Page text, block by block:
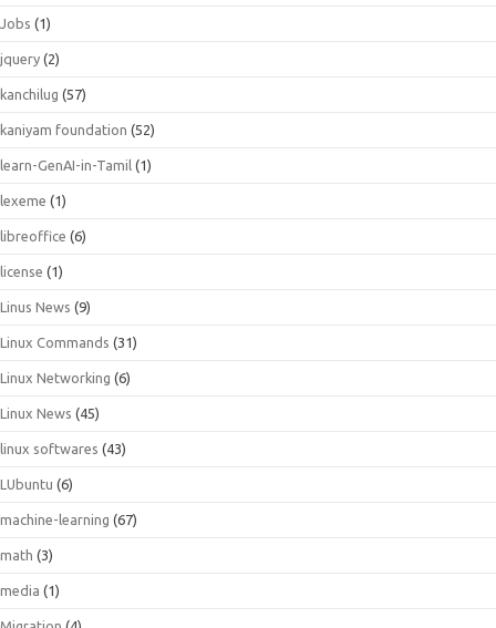
Jobs (1)
jquery (2)
kanchilug (57)
kaniyam foundation (52)
learn-GenAI-in-Tamil (1)
lexeme (1)
libreoffice (6)
license (1)
Linus News (9)
Linux Commands (31)
Linux Networking (6)
Linux News (45)
linux softwares (43)
LUbuntu (6)
machine-learning (67)
math (3)
media (1)